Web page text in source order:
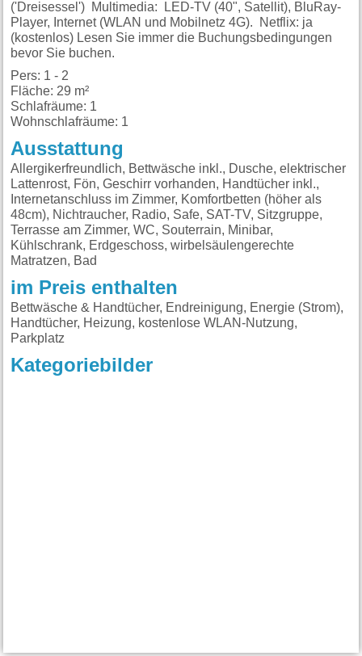
('Dreisessel') Multimedia: LED-TV (40", Satellit), BluRay-
Player, Internet (WLAN und Mobilnetz 4G). Netflix: ja
(kostenlos) Lesen Sie immer die Buchungsbedingungen
bevor Sie buchen.
Pers: 1 - 2
Fläche: 29 m²
Schlafräume: 1
Wohnschlafräume: 1
Ausstattung
Allergikerfreundlich, Bettwäsche inkl., Dusche, elektrischer
Lattenrost, Fön, Geschirr vorhanden, Handtücher inkl.,
Internetanschluss im Zimmer, Komfortbetten (höher als
48cm), Nichtraucher, Radio, Safe, SAT-TV, Sitzgruppe,
Terrasse am Zimmer, WC, Souterrain, Minibar,
Kühlschrank, Erdgeschoss, wirbelsäulengerechte
Matratzen, Bad
im Preis enthalten
Bettwäsche & Handtücher, Endreinigung, Energie (Strom),
Handtücher, Heizung, kostenlose WLAN-Nutzung,
Parkplatz
Kategoriebilder